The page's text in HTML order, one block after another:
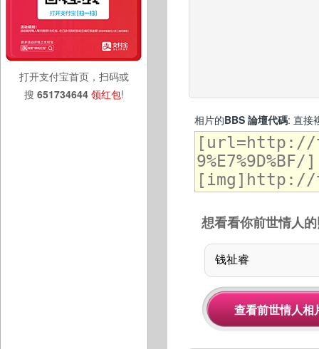
打开支付宝首页，扫码或
搜 651734644 领红包!
相片的BBS 論壇代碼: 直接
想看看你前世情人